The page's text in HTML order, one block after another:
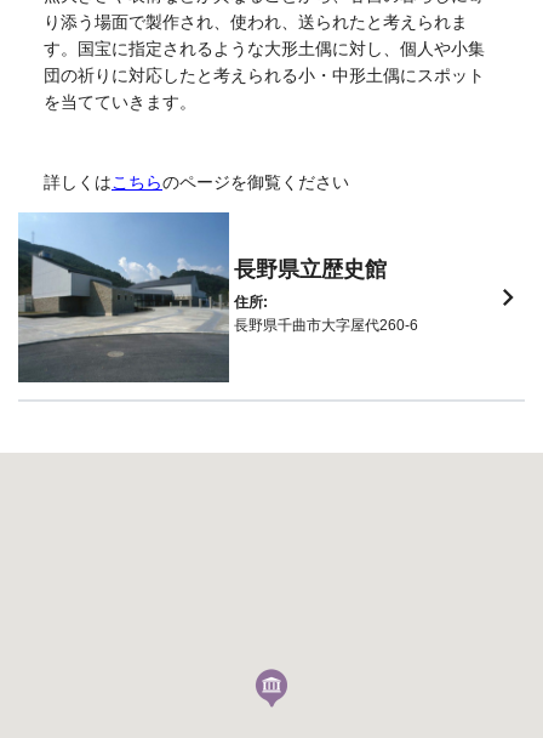
り添う場面で製作され、使われ、送られたと考えられま
す。国宝に指定されるような大形土偶に対し、個人や小集
団の祈りに対応したと考えられる小・中形土偶にスポット
を当てていきます。
詳しくはこちらのページを御覧ください
長野県立歴史館
住所:
長野県千曲市大字屋代260-6
keyboard_arrow_right